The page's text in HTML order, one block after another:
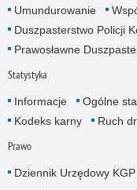
Umundurowanie
Duszpasterstwo Policji
Prawosławne
Statystyka
Informacje Ogólne
Kodeks karny
Ruch
Prawo
Dziennik Urzędowy KGP